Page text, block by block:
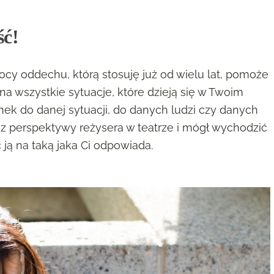
oddechu, którą stosuję już od wielu lat, pomoże
wszystkie sytuacje, które dzieją się w Twoim
do danej sytuacji, do danych ludzi czy danych
perspektywy reżysera w teatrze i mógł wychodzić
na taką jaka Ci odpowiada.